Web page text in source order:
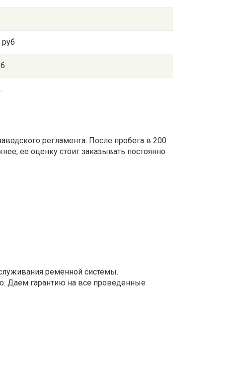
регламента. После пробега в 200
ее оценку стоит заказывать постоянно
ременной системы.
Даем гарантию на все проведенные